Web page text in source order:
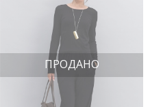
ПРОДАНО